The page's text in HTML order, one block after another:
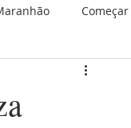
Começar